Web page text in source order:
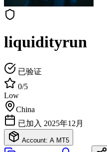
liquidityrun
已验证
0/5
Low
China
已加入 2025年12月
Account: A MT5